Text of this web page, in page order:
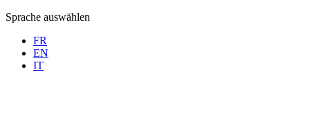
Sprache auswählen
FR
EN
IT